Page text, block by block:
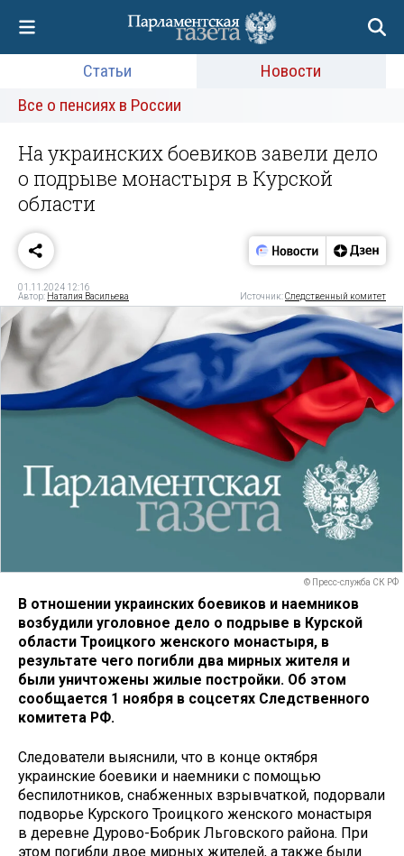
Статьи
Новости
Все о пенсиях в России
На украинских боевиков завели дело
о подрыве монастыря в Курской
области
01.11.2024 12:16
Автор: Наталия Васильева Источник:Следственный комитет
© Пресс-служба СК РФ
В отношении украинских боевиков и наемников
возбудили уголовное дело о подрыве в Курской
области Троицкого женского монастыря, в
результате чего погибли два мирных жителя и
были уничтожены жилые постройки. Об этом
сообщается 1 ноября в соцсетях Следственного
комитета РФ.
Следователи выяснили, что в конце октября
украинские боевики и наемники с помощью
беспилотников, снабженных взрывчаткой, подорвали
подворье Курского Троицкого женского монастыря
в деревне Дурово-Бобрик Льговского района. При
этом погибли двое мирных жителей, а также были